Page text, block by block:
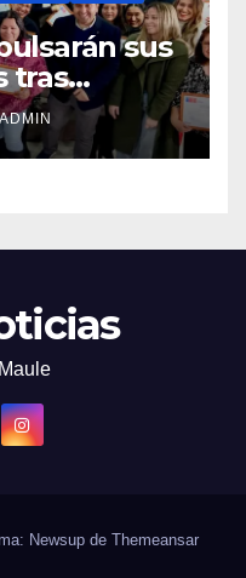
sus
tras
FOSIS
ADMIN
Newsup de Themeansar